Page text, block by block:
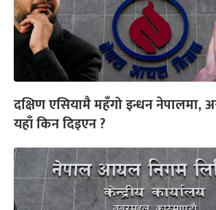
दक्षिण एसियामै महँगो इन्धन नेपालमा,
यहाँ किन दिइएन ?